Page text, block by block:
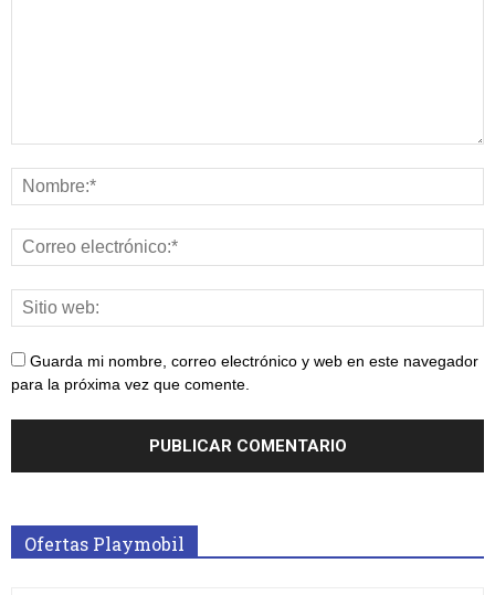
Guarda mi nombre, correo electrónico y web en este navegador
para la próxima vez que comente.
Ofertas Playmobil